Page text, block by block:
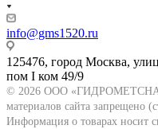
info@gms1520.ru
125476, город Москва,
пом I ком 49/9
© 2026 ООО
материалов сайта запрещено
Информация о товарах носит